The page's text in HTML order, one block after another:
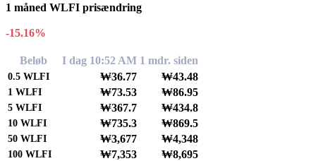
1 måned WLFI prisændring
-15.16%
Beløb I dag 10:52 AM 1 mdr. siden
0.5 WLFI ₩36.77 ₩43.48
1 WLFI ₩73.53 ₩86.95
5 WLFI ₩367.7 ₩434.8
10 WLFI ₩735.3 ₩869.5
50 WLFI ₩3,677 ₩4,348
100 WLFI ₩7,353 ₩8,695